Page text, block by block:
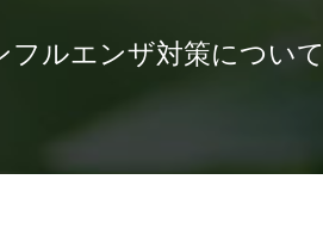
フルエンザ対策について